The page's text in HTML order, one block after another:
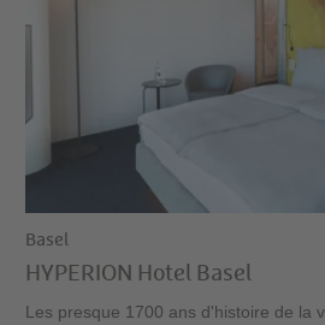
Basel
HYPERION Hotel Basel
Les presque 1700 ans d'histoire de la